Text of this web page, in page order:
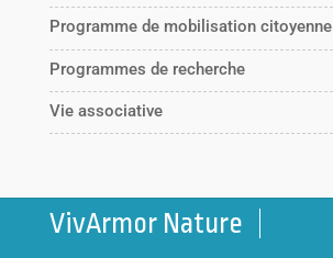
Programme de mobilisation citoyenne
Programmes de recherche
Vie associative
VivArmor Nature